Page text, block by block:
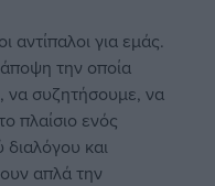
αντίπαλοι για εμάς.
την οποία
να συζητήσουμε, να
πλαίσιο ενός
και
απλά την